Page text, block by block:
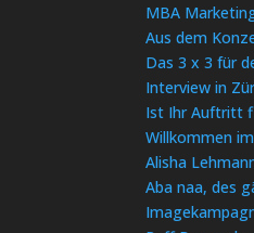
MBA
Aus dem
Das 3 x 3 für
Interview in
Ist Ihr Auftritt
Willkommen
Alisha
Aba naa, des